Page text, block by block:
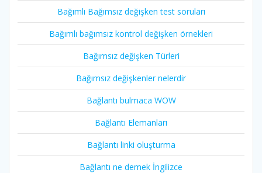
Bağımlı Bağımsız değişken test soruları
Bağımlı bağımsız kontrol değişken örnekleri
Bağımsız değişken Türleri
Bağımsız değişkenler nelerdir
Bağlantı bulmaca WOW
Bağlantı Elemanları
Bağlantı linki oluşturma
Bağlantı ne demek İngilizce